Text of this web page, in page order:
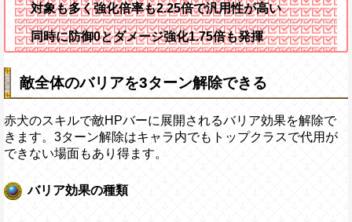
対象も多く強化倍率も2.25倍で汎用性が高い
同時に防御0とダメージ強化1.75倍も発揮
敵全体のバリアを3ターン解除できる
赤犬のスキルで敵HPバーに展開されるバリア効果を解除で
きます。3ターン解除はキャラ内でもトップクラスで代用が
できない場面もあり得ます。
バリア効果の種類